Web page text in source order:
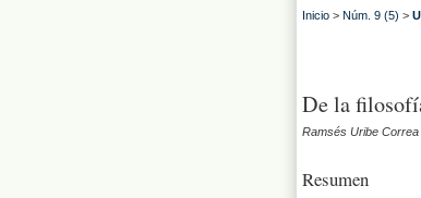
Inicio > Núm. 9 (5) >
De la
Ramsés Uribe Correa
Resumen